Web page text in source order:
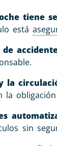
tiene
está
la
sin